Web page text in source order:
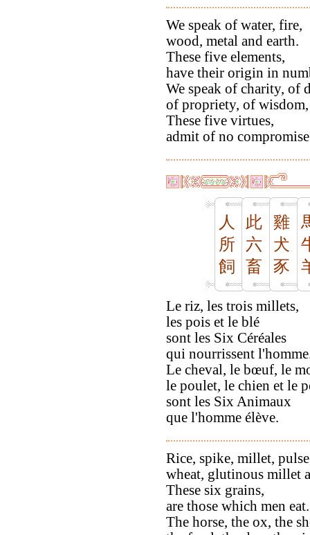
We speak of water, fire,
wood, metal and earth.
These five elements,
have their origin in
We speak of charity, of
of propriety, of
These five virtues,
admit of no
人
所
飼
此
六
畜
雞
犬
豕
Le riz, les trois millets,
les pois et le blé
sont les Six Céréales
qui nourrissent
Le cheval, le bœuf, le
le poulet, le chien et le
sont les Six Animaux
que l'homme élève.
Rice, spike, millet,
wheat, glutinous millet
These six grains,
are those which men eat.
The horse, the ox, the